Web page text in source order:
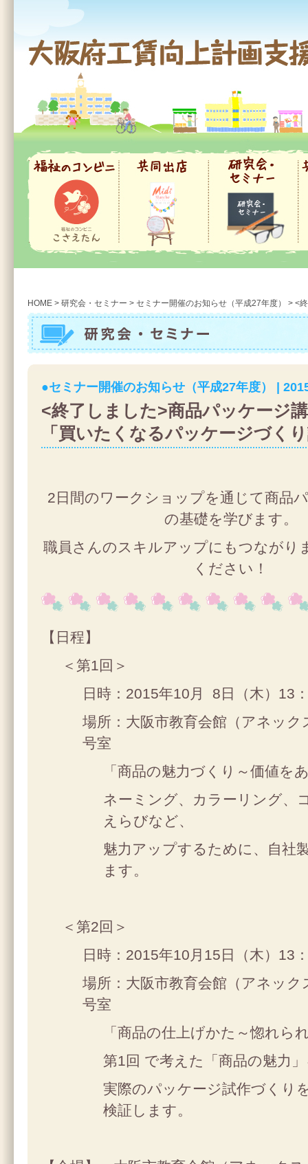
福祉のコンビニ 共同出店 研究会・セミナー
HOME > 研究会・セミナー > セミナー開催のお知らせ（平成27年度） > <
●セミナー開催のお知らせ（平成27年度） |
<終了しました>商品パッケージ
「買いたくなるパッケージづく
2日間のワークショップを通じて商品
の基礎を学びます。
職員さんのスキルアップにもつながり
ください！
【日程】
＜第1回＞
日時：2015年10月 8日（木）13
場所：大阪市教育会館（アネック
号室
「商品の魅力づくり～価値を
ネーミング、カラーリング、
えらびなど、
魅力アップするために、自社
ます。
＜第2回＞
日時：2015年10月15日（木）13
場所：大阪市教育会館（アネック
号室
「商品の仕上げかた～惚れら
第1回 で考えた「商品の魅力
実際のパッケージ試作づくり
検証します。